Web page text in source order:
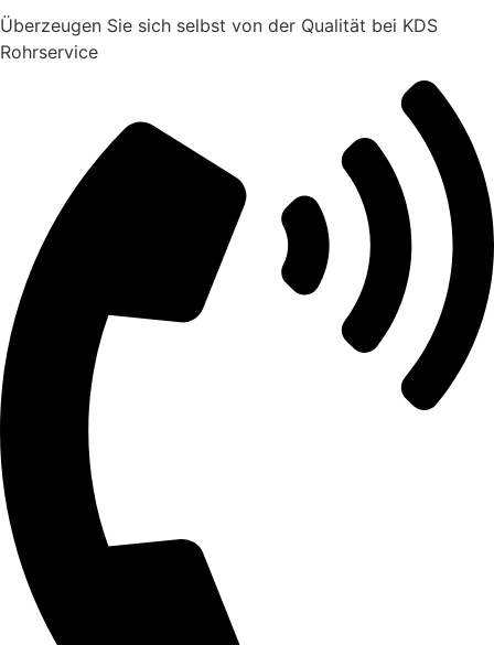
Überzeugen Sie sich selbst von der Qualität bei KDS
Rohrservice